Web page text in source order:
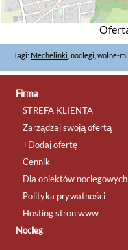
Tagi: Mechelinki , noclegi, wolne-
Firma
STREFA KLIENTA
Zarządzaj swoją ofertą
+Dodaj ofertę
Cennik
Dla obiektów noclegowych
Polityka prywatności
Hosting stron www
Nocleg